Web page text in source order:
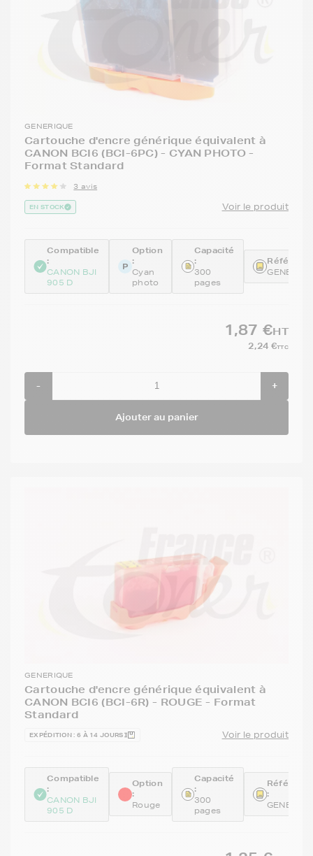
GENERIQUE
Cartouche d'encre générique équivalent à
CANON BCI6 (BCI-6PC) - CYAN PHOTO -
Format Standard
3 avis
EN STOCK Voir le produit
Compatible
:
CANON BJI
905 D
Option
:
Cyan
photo
Capacité
:
300
pages
1,87 €HT
2,24 €TTC
- +
Ajouter au panier
GENERIQUE
Cartouche d'encre générique équivalent à
CANON BCI6 (BCI-6R) - ROUGE - Format
Standard
EXPÉDITION : 6 À 14 JOURS Voir le produit
Compatible
:
CANON BJI
905 D
Option
:
Rouge
Capacité
:
300
pages
: